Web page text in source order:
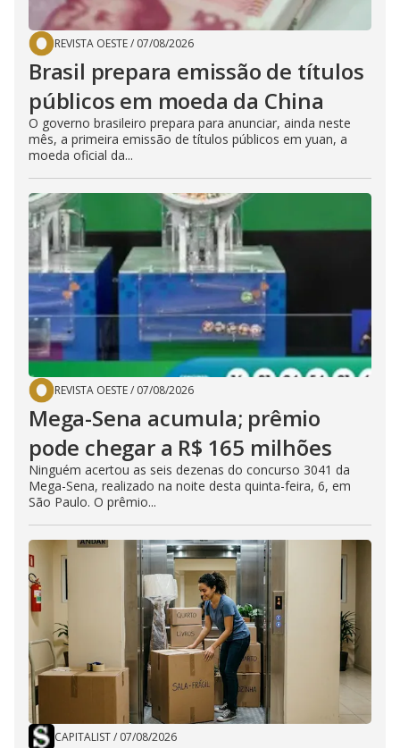
REVISTA OESTE/ 07/08/2026
Brasil prepara emissão de títulos
públicos em moeda da China
O governo brasileiro prepara para anunciar, ainda neste
mês, a primeira emissão de títulos públicos em yuan, a
moeda oficial da...
REVISTA OESTE/ 07/08/2026
Mega-Sena acumula; prêmio
pode chegar a R$ 165 milhões
Ninguém acertou as seis dezenas do concurso 3041 da
Mega-Sena, realizado na noite desta quinta-feira, 6, em
São Paulo. O prêmio...
CAPITALIST/ 07/08/2026